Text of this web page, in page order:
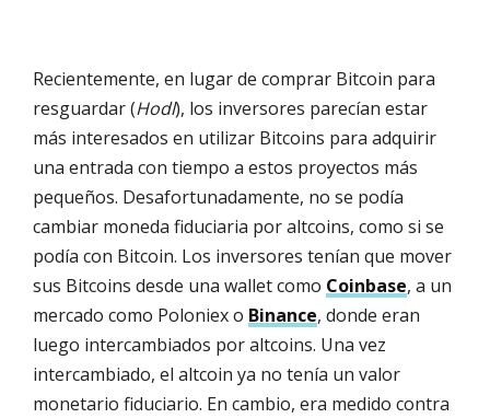
Recientemente, en lugar de comprar Bitcoin para
resguardar (Hodl), los inversores parecían estar
más interesados en utilizar Bitcoins para adquirir
una entrada con tiempo a estos proyectos más
pequeños. Desafortunadamente, no se podía
cambiar moneda fiduciaria por altcoins, como si se
podía con Bitcoin. Los inversores tenían que mover
sus Bitcoins desde una wallet como Coinbase, a un
mercado como Poloniex o Binance, donde eran
luego intercambiados por altcoins. Una vez
intercambiado, el altcoin ya no tenía un valor
monetario fiduciario. En cambio, era medido contra